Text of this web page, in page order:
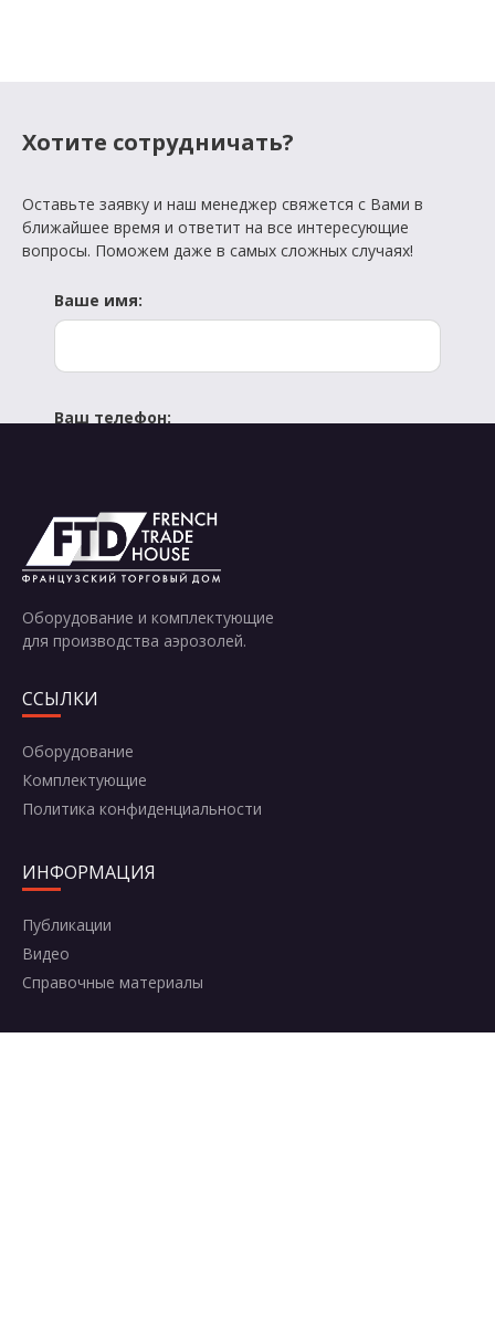
Хотите сотрудничать?
Оставьте заявку и наш менеджер свяжется с Вами в
ближайшее время и ответит на все интересующие
вопросы. Поможем даже в самых сложных случаях!
Ваше имя:
Ваш телефон:
Отправить
Оборудование и комплектующие
для производства аэрозолей.
ССЫЛКИ
Оборудование
Комплектующие
Политика конфиденциальности
ИНФОРМАЦИЯ
Публикации
Видео
Справочные материалы